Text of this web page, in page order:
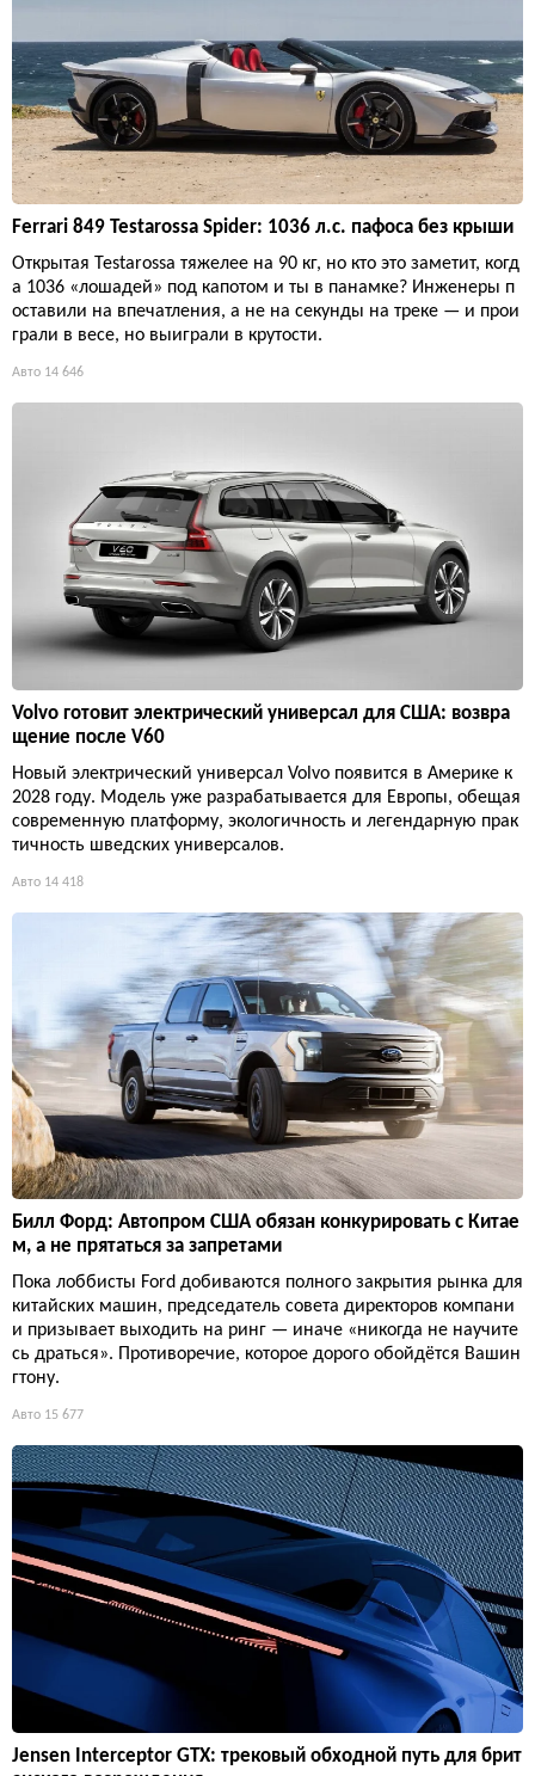
Ferrari 849 Testarossa Spider: 1036 л.с. пафоса без крыши
Открытая Testarossa тяжелее на 90 кг, но кто это заметит, когд
а 1036 «лошадей» под капотом и ты в панамке? Инженеры п
оставили на впечатления, а не на секунды на треке — и прои
грали в весе, но выиграли в крутости.
Авто 14 646
Volvo готовит электрический универсал для США: возвра
щение после V60
Новый электрический универсал Volvo появится в Америке к
2028 году. Модель уже разрабатывается для Европы, обещая
современную платформу, экологичность и легендарную прак
тичность шведских универсалов.
Авто 14 418
Билл Форд: Автопром США обязан конкурировать с Китае
м, а не прятаться за запретами
Пока лоббисты Ford добиваются полного закрытия рынка для
китайских машин, председатель совета директоров компани
и призывает выходить на ринг — иначе «никогда не научите
сь драться». Противоречие, которое дорого обойдётся Вашин
гтону.
Авто 15 677
Jensen Interceptor GTX: трековый обходной путь для брит